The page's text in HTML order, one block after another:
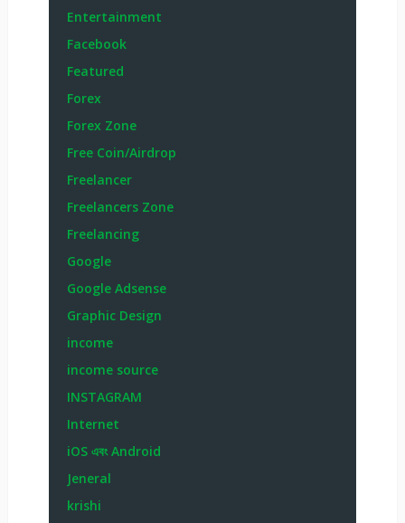
Entertainment
Facebook
Featured
Forex
Forex Zone
Free Coin/Airdrop
Freelancer
Freelancers Zone
Freelancing
Google
Google Adsense
Graphic Design
income
income source
INSTAGRAM
Internet
iOS এবং Android
Jeneral
krishi